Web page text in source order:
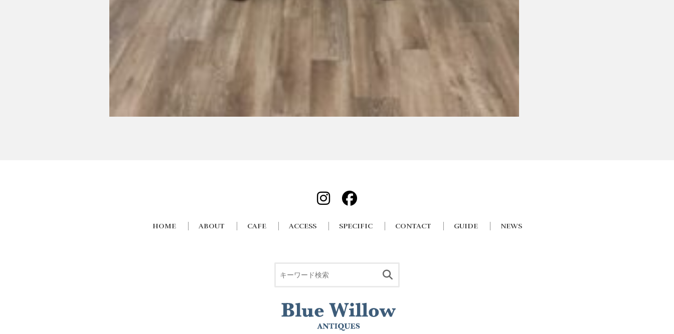
HOME ABOUT CAFE ACCESS SPECIFIC CONTACT GUIDE NEWS